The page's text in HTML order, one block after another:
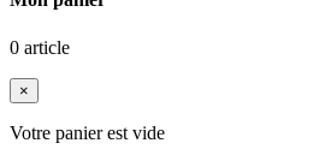
0 article
×
Votre panier est vide